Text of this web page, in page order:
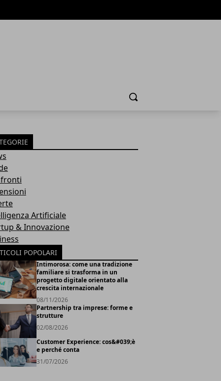
Cerca
Artificiale
& Innovazione
POPOLARI
Intimorosa: come una tradizione
familiare si trasforma in un
progetto digitale orientato alla
crescita internazionale
08/11/2026
Partnership tra imprese: forme e
strutture
02/08/2026
Customer Experience: cos&#039;è
e perché conta
31/07/2026